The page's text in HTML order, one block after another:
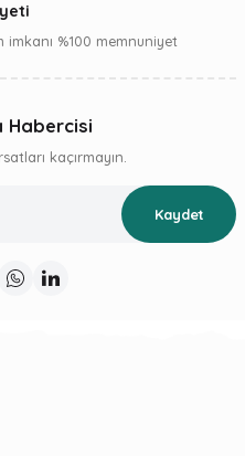
%100 memnuniyet
Habercisi
kaçırmayın.
Kaydet